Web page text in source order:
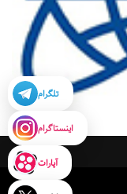
تلگرام
اینستاگرام
آپارات